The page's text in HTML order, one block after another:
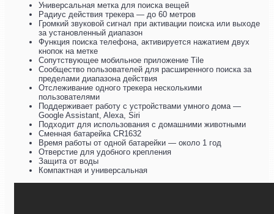
Универсальная метка для поиска вещей
Радиус действия трекера — до 60 метров
Громкий звуковой сигнал при активации поиска или выходе
за установленный диапазон
Функция поиска телефона, активируется нажатием двух
кнопок на метке
Сопутствующее мобильное приложение Tile
Сообщество пользователей для расширенного поиска за
пределами диапазона действия
Отслеживание одного трекера несколькими
пользователями
Поддерживает работу с устройствами умного дома —
Google Assistant, Alexa, Siri
Подходит для использования с домашними животными
Сменная батарейка CR1632
Время работы от одной батарейки — около 1 год
Отверстие для удобного крепления
Защита от воды
Компактная и универсальная